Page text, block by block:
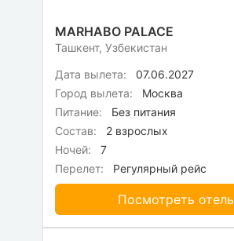
MARHABО PALACE
Ташкент, Узбекистан
Дата вылета:
07.06.2027
Город вылета:
Москва
Питание:
Без питания
Состав:
2 взрослых
Ночей:
7
Перелет:
Регулярный рейс
Посмотреть отель